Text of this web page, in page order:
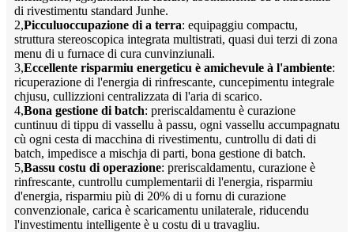
di rivestimentu standard Junhe.
2,Picculuoccupazione di a terra: equipaggiu compactu,
struttura stereoscopica integrata multistrati, quasi dui terzi di zona
menu di u furnace di cura cunvinziunali.
3,Eccellente risparmiu energeticu è amichevule à l'ambiente:
ricuperazione di l'energia di rinfrescante, cuncepimentu integrale
chjusu, cullizzioni centralizzata di l'aria di scarico.
4,Bona gestione di batch: preriscaldamentu è curazione
cuntinuu di tippu di vassellu à passu, ogni vassellu accumpagnatu
cù ogni cesta di macchina di rivestimentu, cuntrollu di dati di
batch, impedisce a mischja di parti, bona gestione di batch.
5,Bassu costu di operazione: preriscaldamentu, curazione è
rinfrescante, cuntrollu cumplementarii di l'energia, risparmiu
d'energia, risparmiu più di 20% di u fornu di curazione
convenzionale, carica è scaricamentu unilaterale, riducendu
l'investimentu intelligente è u costu di u travagliu.